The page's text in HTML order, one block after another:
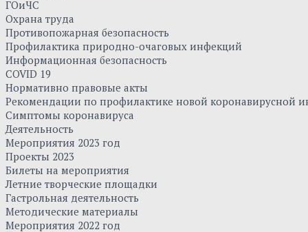
ГОиЧС
Охрана труда
Противопожарная безопасность
Профилактика природно-очаговых инфекций
Информационная безопасность
COVID 19
Нормативно правовые акты
Рекомендации по профилактике новой коронавирусной
Симптомы коронавируса
Деятельность
Мероприятия 2023 год
Проекты 2023
Билеты на мероприятия
Летние творческие площадки
Гастрольная деятельность
Методические материалы
Мероприятия 2022 год